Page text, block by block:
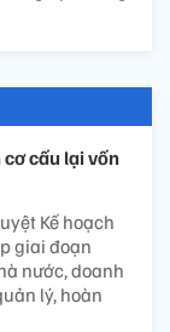
cấu lại vốn
Kế hoạch
giai đoạn
nước, doanh
lý, hoàn